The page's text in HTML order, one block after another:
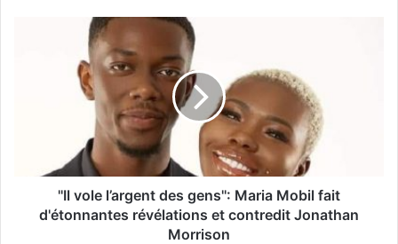
''Il vole l’argent des gens'': Maria Mobil fait
d'étonnantes révélations et contredit Jonathan
Morrison